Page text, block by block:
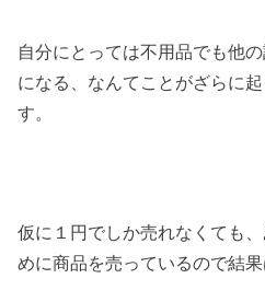
自分にとっては不用品でも他
になる、なんてことがざらに
す。
仮に１円でしか売れなくても
めに商品を売っているので結果